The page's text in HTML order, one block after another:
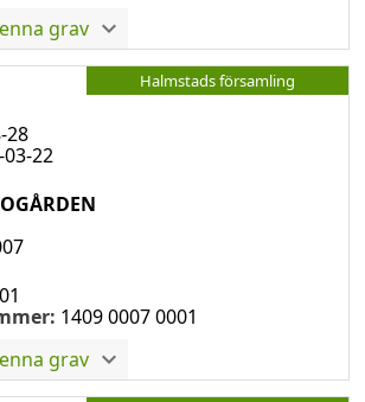
grav
Halmstads församling
28
03-22
1409 0007 0001
grav